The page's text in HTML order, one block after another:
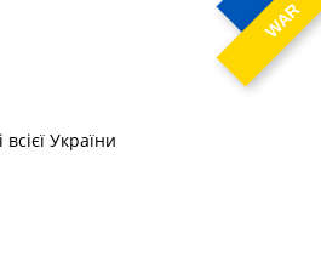
WAR
України